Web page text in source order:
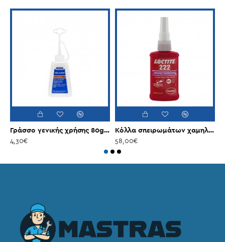
Γράσσο γενικής χρήσης 80g PRESSOL
4,30€
Κόλλα σπειρωμάτων χαμηλού βαθμού LOCTITE 222 50ml
58,00€